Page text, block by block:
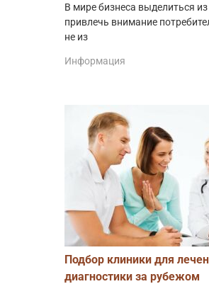
В мире бизнеса выделиться
привлечь внимание
не из
Информация
Подбор клиники для
диагностики за рубежом